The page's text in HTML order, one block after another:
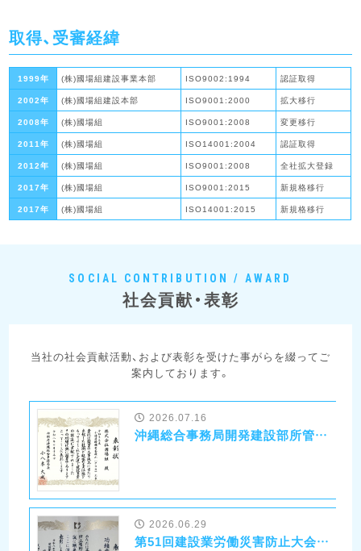
取得、受審経緯
1999年 (株)國場組建設事業本部 ISO9002:1994
認証取得
2002年
(株)國場組建設本部 ISO9001:2000
拡大移行
2008年
(株)國場組 ISO9001:2008
変更移行
2011年
(株)國場組 ISO14001:2004
認証取得
2012年
(株)國場組 ISO9001:2008
全社拡大登録
2017年
(株)國場組 ISO9001:2015
新規格移行
2017年
(株)國場組 ISO14001:2015 新規格移行
SOCIAL CONTRIBUTION / AWARD
社会貢献・表彰
当社の社会貢献活動、および表彰を受けた事がらを綴ってご
案内しております。
2026.07.16
沖縄総合事務局開発建設部所管優良業者等表彰式にて沖縄総合事務局長表彰を受賞いたしました！
2026.06.29
第51回建設業労働災害防止大会にて功績賞を受賞いたしました！